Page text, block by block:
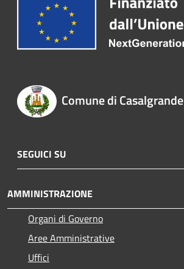
Comune di Casalgrande
SEGUICI SU
AMMINISTRAZIONE
Organi di Governo
Aree Amministrative
Uffici